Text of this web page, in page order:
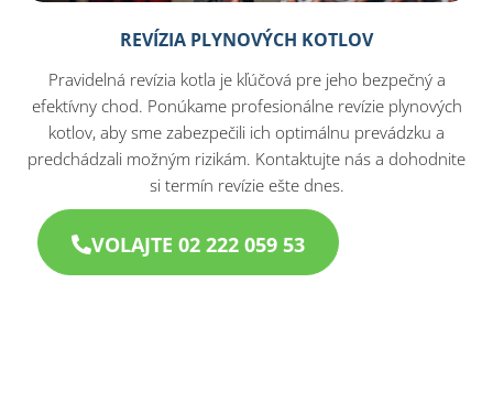
REVÍZIA PLYNOVÝCH KOTLOV
Pravidelná revízia kotla je kľúčová pre jeho bezpečný a
efektívny chod. Ponúkame profesionálne revízie plynových
kotlov, aby sme zabezpečili ich optimálnu prevádzku a
predchádzali možným rizikám. Kontaktujte nás a dohodnite
si termín revízie ešte dnes.
VOLAJTE 02 222 059 53